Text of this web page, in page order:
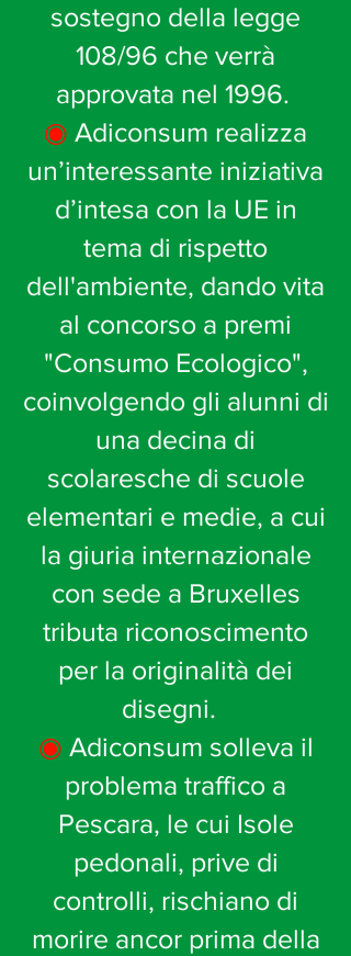
sostegno della legge
108/96 che verrà
approvata nel 1996.
◉ Adiconsum realizza
un’interessante iniziativa
d’intesa con la UE in
tema di rispetto
dell'ambiente, dando vita
al concorso a premi
"Consumo Ecologico",
coinvolgendo gli alunni di
una decina di
scolaresche di scuole
elementari e medie, a cui
la giuria internazionale
con sede a Bruxelles
tributa riconoscimento
per la originalità dei
disegni.
◉ Adiconsum solleva il
problema traffico a
Pescara, le cui Isole
pedonali, prive di
controlli, rischiano di
morire ancor prima della